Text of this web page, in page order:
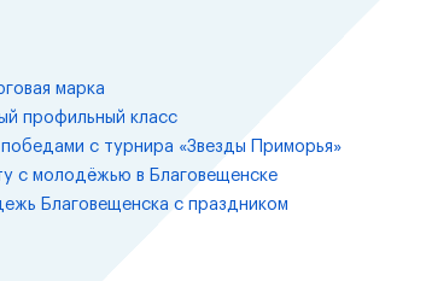
марка
профильный класс
с турнира «Звезды Приморья»
с молодёжью в Благовещенске
Благовещенска с праздником